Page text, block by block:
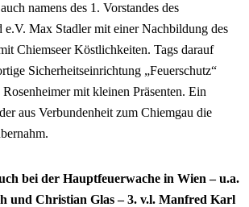
namens des 1. Vorstandes des
Max Stadler mit einer Nachbildung des
Chiemseer Köstlichkeiten. Tags darauf
Sicherheitseinrichtung „Feuerschutz“
mit kleinen Präsenten. Ein
aus Verbundenheit zum Chiemgau die
bei der Hauptfeuerwache in Wien – u.a.
und Christian Glas – 3. v.l. Manfred Karl